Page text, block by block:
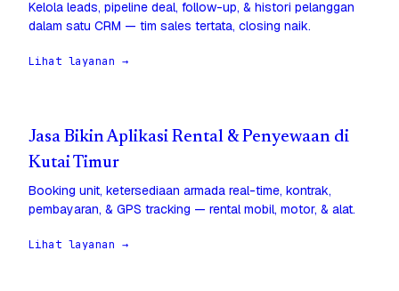
Kelola leads, pipeline deal, follow-up, & histori pelanggan
dalam satu CRM — tim sales tertata, closing naik.
Lihat layanan →
Jasa Bikin Aplikasi Rental & Penyewaan di
Kutai Timur
Booking unit, ketersediaan armada real-time, kontrak,
pembayaran, & GPS tracking — rental mobil, motor, & alat.
Lihat layanan →